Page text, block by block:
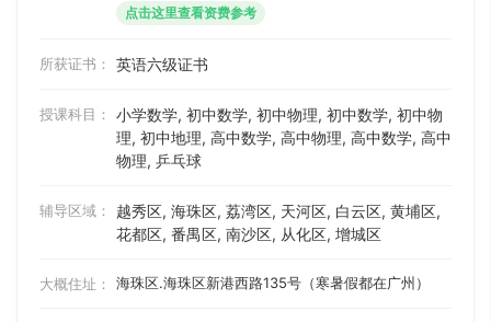
点击这里查看资费参考
所获证书： 英语六级证书
授课科目：
小学数学, 初中数学, 初中物理, 初中数学, 初中物
理, 初中地理, 高中数学, 高中物理, 高中数学, 高中
物理, 乒乓球
辅导区域：
越秀区, 海珠区, 荔湾区, 天河区, 白云区, 黄埔区,
花都区, 番禺区, 南沙区, 从化区, 增城区
大概住址： 海珠区.海珠区新港西路135号（寒暑假都在广州）